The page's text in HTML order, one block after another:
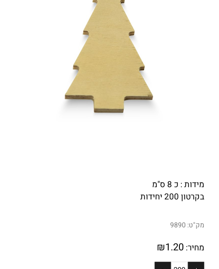
מידות : כ 8 ס"מ
בקרטון 200 יחידות
מק"ט: 9890
מחיר: ₪1.20